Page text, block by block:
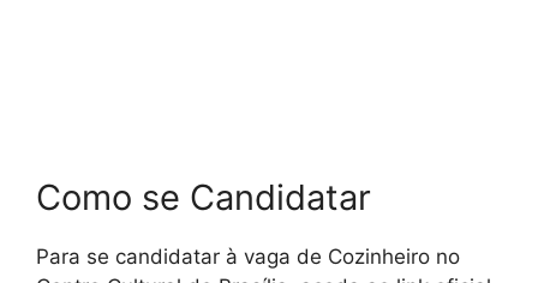
Como se Candidatar
Para se candidatar à vaga de Cozinheiro no